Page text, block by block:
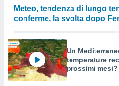
Meteo, tendenza di lungo
conferme, la svolta dopo
Un
temperature
prossimi mesi?